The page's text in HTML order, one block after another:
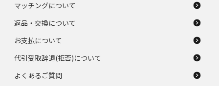
マッチングについて
返品・交換について
お支払について
代引受取辞退(拒否)について
よくあるご質問